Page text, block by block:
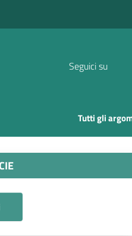
Seguici su
Tutti gli